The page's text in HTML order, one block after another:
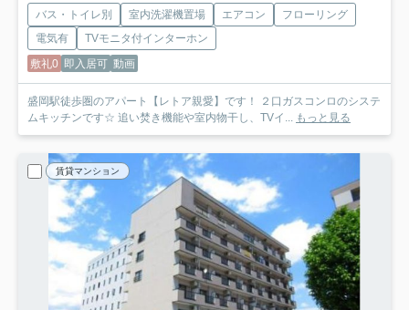
バス・トイレ別 室内洗濯機置場 エアコン
フローリング
電気有
TVモニタ付インターホン
敷礼0 即入居可 動画
盛岡駅徒歩圏のアパート【レトア親愛】です！ ２口ガスコンロのシステ
ムキッチンです☆ 追い焚き機能や室内物干し、TVイ... もっと見る
賃貸マンション